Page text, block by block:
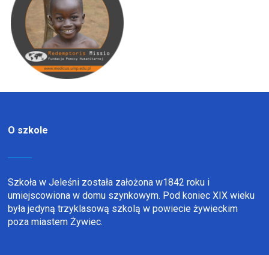
O szkole
Szkoła w Jeleśni została założona w1842 roku i
umiejscowiona w domu szynkowym. Pod koniec XIX wieku
była jedyną trzyklasową szkolą w powiecie żywieckim
poza miastem Żywiec.